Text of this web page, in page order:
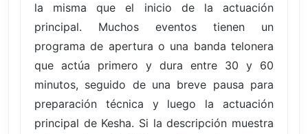
la misma que el inicio de la actuación
principal. Muchos eventos tienen un
programa de apertura o una banda telonera
que actúa primero y dura entre 30 y 60
minutos, seguido de una breve pausa para
preparación técnica y luego la actuación
principal de Kesha. Si la descripción muestra